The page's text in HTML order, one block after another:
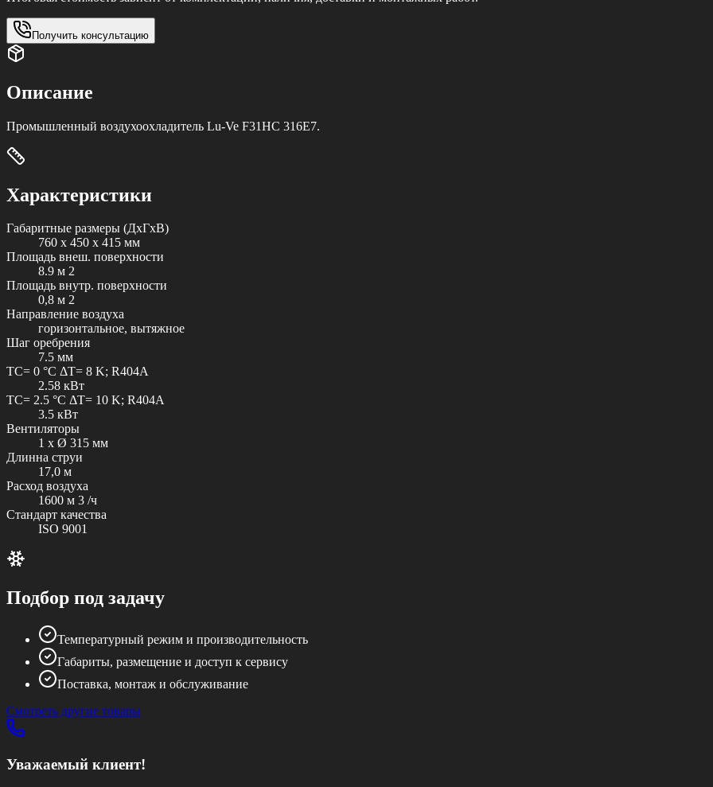
Получить консультацию
Описание
Промышленный воздухоохладитель Lu-Ve F31HC 316E7.
Характеристики
Габаритные размеры (ДxГxВ)
760 x 450 x 415 мм
Площадь внеш. поверхности
8.9 м 2
Площадь внутр. поверхности
0,8 м 2
Направление воздуха
горизонтальное, вытяжное
Шаг оребрения
7.5 мм
TC= 0 °C ΔT= 8 K; R404A
2.58 кВт
TC= 2.5 °C ΔT= 10 K; R404A
3.5 кВт
Вентиляторы
1 x Ø 315 мм
Длинна струи
17,0 м
Расход воздуха
1600 м 3 /ч
Стандарт качества
ISO 9001
Подбор под задачу
Температурный режим и производительность
Габариты, размещение и доступ к сервису
Поставка, монтаж и обслуживание
Смотреть другие товары
Уважаемый клиент!